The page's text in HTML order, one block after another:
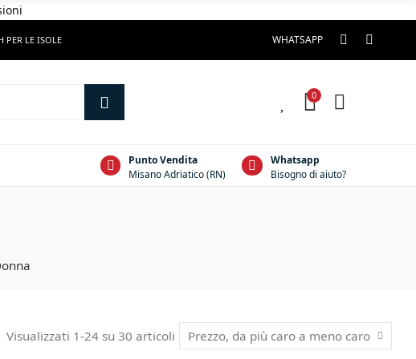
PER LE ISOLE WHATSAPP
0
Punto Vendita
Misano Adriatico (RN)
Whatsapp
Bisogno di aiuto?
Visualizzati 1-24 su 30 articoli Prezzo, da più caro a meno caro